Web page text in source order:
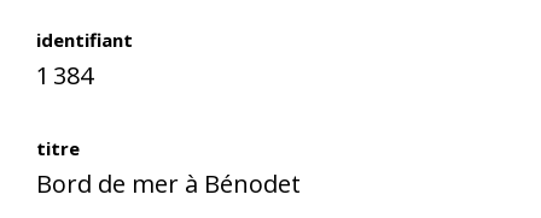
identifiant
1 384
titre
Bord de mer à Bénodet